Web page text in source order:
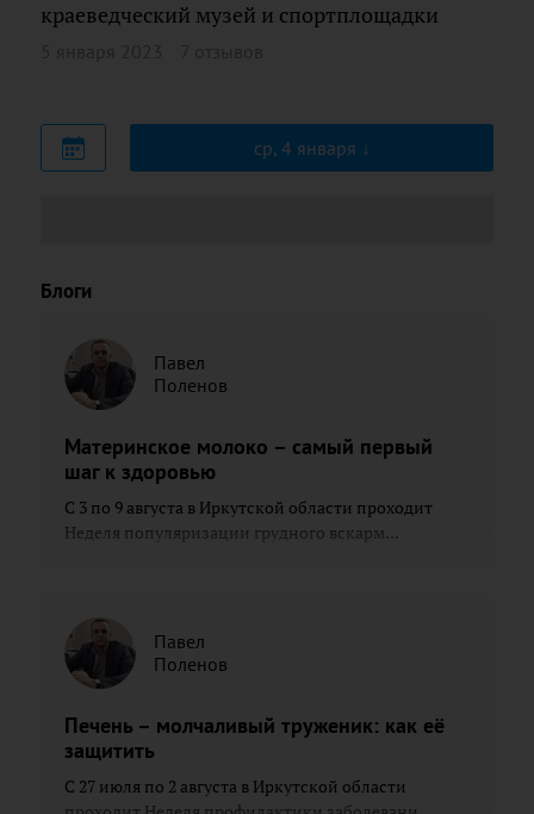
краеведческий музей и спортплощадки
ср, 4 января
Блоги
Павел
Поленов
Материнское молоко – самый первый
шаг к здоровью
С 3 по 9 августа в Иркутской области проходит
Неделя популяризации грудного вскарм...
Павел
Поленов
Печень – молчаливый труженик: как её
защитить
С 27 июля по 2 августа в Иркутской области